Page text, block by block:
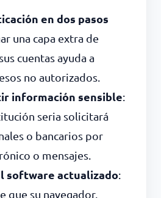
en dos pasos
una capa extra de
cuentas ayuda a
no autorizados.
información sensible:
seria solicitará
o bancarios por
o mensajes.
software actualizado:
que su navegador,